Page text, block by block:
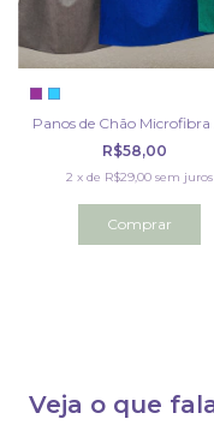
Panos de Chão Microfibra
R$58,00
2 x de R$29,00 sem juros
Comprar
Veja o que